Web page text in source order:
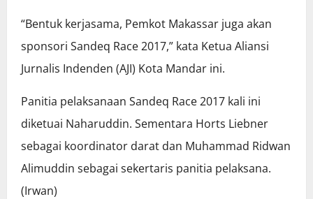
“Bentuk kerjasama, Pemkot Makassar juga akan
sponsori Sandeq Race 2017,” kata Ketua Aliansi
Jurnalis Indenden (AJI) Kota Mandar ini.
Panitia pelaksanaan Sandeq Race 2017 kali ini
diketuai Naharuddin. Sementara Horts Liebner
sebagai koordinator darat dan Muhammad Ridwan
Alimuddin sebagai sekertaris panitia pelaksana.
(Irwan)